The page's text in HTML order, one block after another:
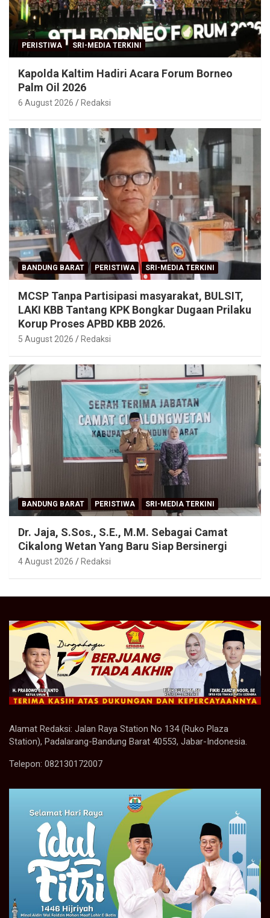
PERISTIWA SRI-MEDIA TERKINI
Kapolda Kaltim Hadiri Acara Forum Borneo
Palm Oil 2026
6 August 2026 Redaksi
BANDUNG BARAT PERISTIWA SRI-MEDIA TERKINI
MCSP Tanpa Partisipasi masyarakat, BULSIT,
LAKI KBB Tantang KPK Bongkar Dugaan Prilaku
Korup Proses APBD KBB 2026.
5 August 2026 Redaksi
BANDUNG BARAT PERISTIWA SRI-MEDIA TERKINI
Dr. Jaja, S.Sos., S.E., M.M. Sebagai Camat
Cikalong Wetan Yang Baru Siap Bersinergi
4 August 2026 Redaksi
Alamat Redaksi: Jalan Raya Station No 134 (Ruko Plaza
Station), Padalarang-Bandung Barat 40553, Jabar-Indonesia.
Telepon: 082130172007